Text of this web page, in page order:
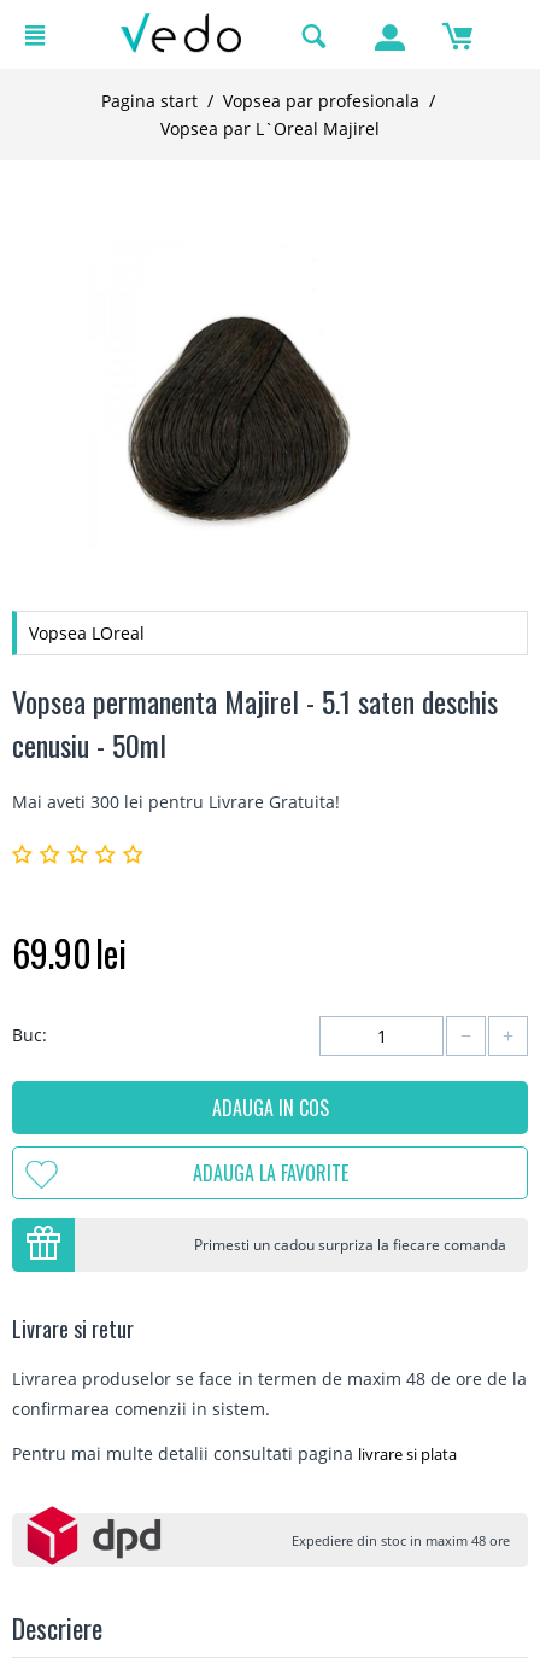
Pagina start / Vopsea par profesionala /
Vopsea par L`Oreal Majirel
Vopsea LOreal
Vopsea permanenta Majirel - 5.1 saten deschis
cenusiu - 50ml
Mai aveti 300 lei pentru Livrare Gratuita!
69.90lei
Buc: +
−
ADAUGA IN COS
ADAUGA LA FAVORITE
Primesti un cadou surpriza la fiecare comanda
Livrare si retur
Livrarea produselor se face in termen de maxim 48 de ore de la
confirmarea comenzii in sistem.
Pentru mai multe detalii consultati pagina livrare si plata
Expediere din stoc in maxim 48 ore
Descriere